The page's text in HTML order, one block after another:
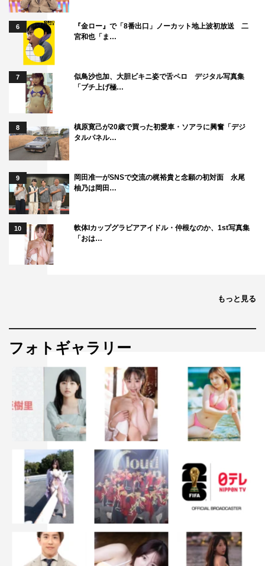
6
『金ロー』で「8番出口」ノーカット地上波初放送 二
宮和也「ま…
7
似鳥沙也加、大胆ビキニ姿で舌ペロ デジタル写真集
「ブチ上げ極…
8
槙原寛己が20歳で買った初愛車・ソアラに興奮「デジ
タルパネル…
9
岡田准一がSNSで交流の梶裕貴と念願の初対面 永尾
柚乃は岡田…
10
軟体Iカップグラビアアイドル・仲根なのか、1st写真集
「おは…
もっと見る
フォトギャラリー